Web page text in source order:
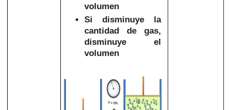
volumen
Si disminuye la
cantidad de gas,
disminuye el
volumen